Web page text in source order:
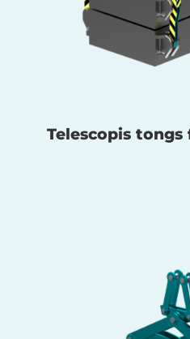
Telescopis